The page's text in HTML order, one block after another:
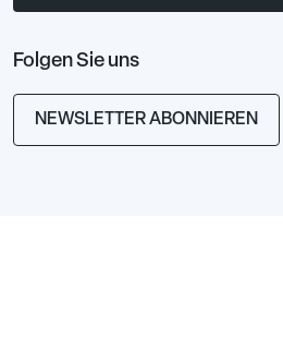
Folgen Sie uns
NEWSLETTER ABONNIEREN